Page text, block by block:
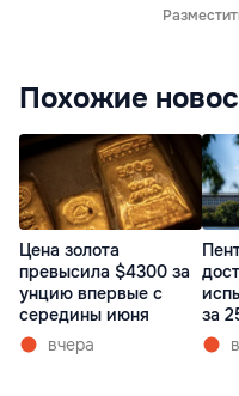
Похожие
Цена золота
превысила $4300 за
унцию впервые с
середины июня
вчера
за